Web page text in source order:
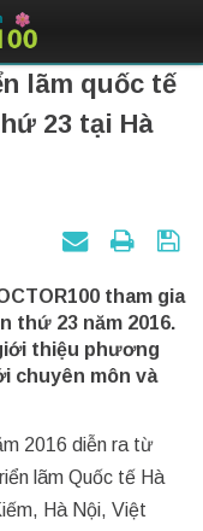
lãm quốc tế
23 tại Hà
tham gia
thứ 23 năm 2016.
thiệu phương
chuyên môn và
2016 diễn ra từ
lãm Quốc tế Hà
Hà Nội, Việt